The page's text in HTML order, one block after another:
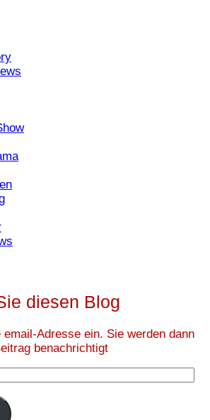
diesen Blog
Adresse ein. Sie werden dann
benachrichtigt